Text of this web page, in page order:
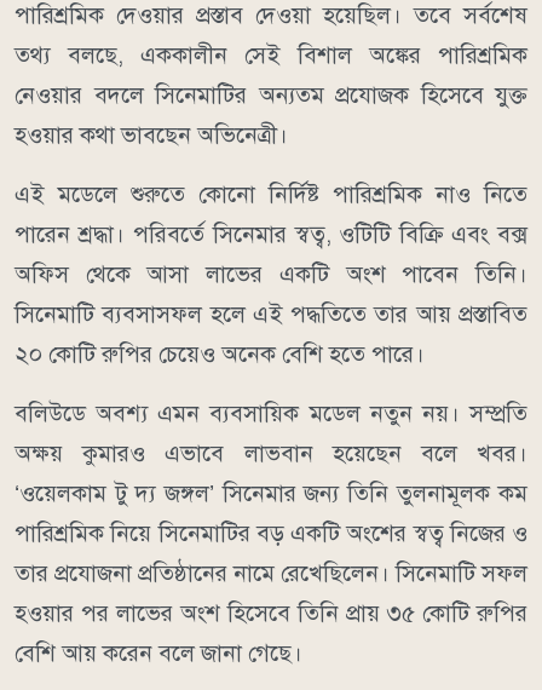
পারিশ্রমিক দেওয়ার প্রস্তাব দেওয়া হয়েছিল। তবে সর্বশেষ
তথ্য বলছে, এককালীন সেই বিশাল অঙ্কের পারিশ্রমিক
নেওয়ার বদলে সিনেমাটির অন্যতম প্রযোজক হিসেবে যুক্ত
হওয়ার কথা ভাবছেন অভিনেত্রী।
এই মডেলে শুরুতে কোনো নির্দিষ্ট পারিশ্রমিক নাও নিতে
পারেন শ্রদ্ধা। পরিবর্তে সিনেমার স্বত্ব, ওটিটি বিক্রি এবং বক্স
অফিস থেকে আসা লাভের একটি অংশ পাবেন তিনি।
সিনেমাটি ব্যবসাসফল হলে এই পদ্ধতিতে তার আয় প্রস্তাবিত
২০ কোটি রুপির চেয়েও অনেক বেশি হতে পারে।
বলিউডে অবশ্য এমন ব্যবসায়িক মডেল নতুন নয়। সম্প্রতি
অক্ষয় কুমারও এভাবে লাভবান হয়েছেন বলে খবর।
‘ওয়েলকাম টু দ্য জঙ্গল’ সিনেমার জন্য তিনি তুলনামূলক কম
পারিশ্রমিক নিয়ে সিনেমাটির বড় একটি অংশের স্বত্ব নিজের ও
তার প্রযোজনা প্রতিষ্ঠানের নামে রেখেছিলেন। সিনেমাটি সফল
হওয়ার পর লাভের অংশ হিসেবে তিনি প্রায় ৩৫ কোটি রুপির
বেশি আয় করেন বলে জানা গেছে।